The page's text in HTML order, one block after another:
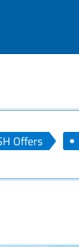
Offers